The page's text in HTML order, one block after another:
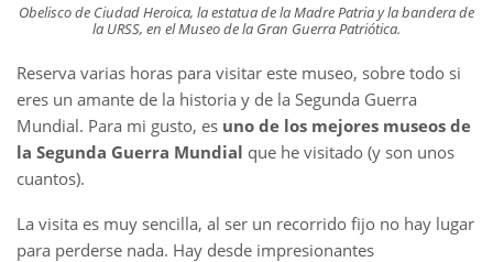
Obelisco de Ciudad Heroica, la estatua de la Madre Patria y la bandera de
la URSS, en el Museo de la Gran Guerra Patriótica.
Reserva varias horas para visitar este museo, sobre todo si
eres un amante de la historia y de la Segunda Guerra
Mundial. Para mi gusto, es uno de los mejores museos de
la Segunda Guerra Mundial que he visitado (y son unos
cuantos).
La visita es muy sencilla, al ser un recorrido fijo no hay lugar
para perderse nada. Hay desde impresionantes